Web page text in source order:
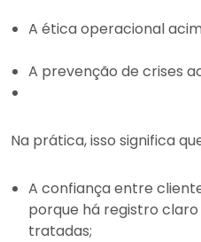
A ética operacional
A prevenção de crises
Na prática, isso significa
A confiança entre
porque há registro
tratadas;